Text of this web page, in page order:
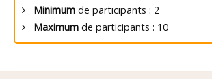
Minimum de participants : 2
Maximum de participants : 10